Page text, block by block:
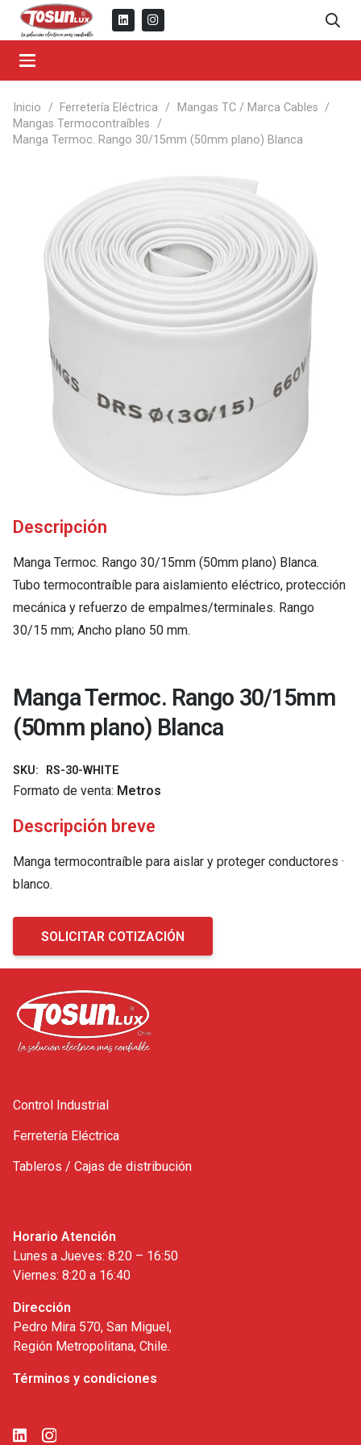
Inicio / Ferretería Eléctrica / Mangas TC / Marca Cables /
Mangas Termocontraíbles /
Manga Termoc. Rango 30/15mm (50mm plano) Blanca
Descripción
Manga Termoc. Rango 30/15mm (50mm plano) Blanca.
Tubo termocontraíble para aislamiento eléctrico, protección
mecánica y refuerzo de empalmes/terminales. Rango
30/15 mm; Ancho plano 50 mm.
Manga Termoc. Rango 30/15mm
(50mm plano) Blanca
SKU: RS-30-WHITE
Formato de venta: Metros
Descripción breve
Manga termocontraíble para aislar y proteger conductores ·
blanco.
SOLICITAR COTIZACIÓN
Control Industrial
Ferretería Eléctrica
Tableros / Cajas de distribución
Horario Atención
Lunes a Jueves: 8:20 – 16:50
Viernes: 8:20 a 16:40
Dirección
Pedro Mira 570, San Miguel,
Región Metropolitana, Chile.
Términos y condiciones